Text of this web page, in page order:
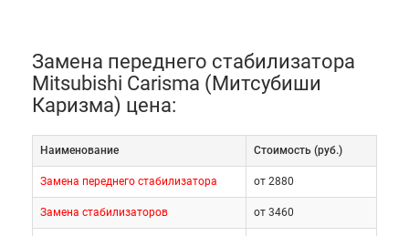
Замена переднего стабилизатора
Mitsubishi Carisma (Митсубиши
Каризма) цена:
Наименование Cтоимость (руб.)
Замена переднего стабилизатора от 2880
Замена стабилизаторов от 3460